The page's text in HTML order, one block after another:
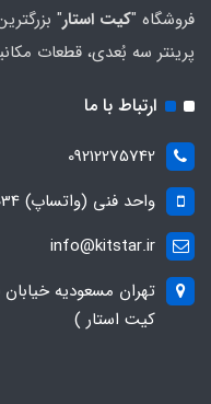
فروشگاه "کیت استار"
پرینتر سه بُعدی، قطعات
ارتباط با ما
09212275742
واحد فنی (واتساپ) 09354012034
info@kitstar.ir
تهران مسعودیه
کیت استار )